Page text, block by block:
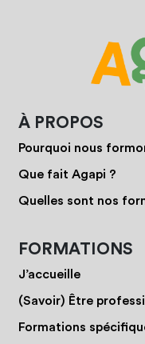
À PROPOS
Pourquoi nous
Que fait Agapi ?
Quelles sont nos
FORMATIONS
J’accueille
(Savoir) Être
Formations